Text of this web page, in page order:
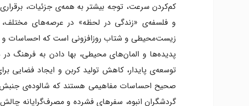
کم‌کردن سرعت، توجه بیشتر به همه‌ی جزئیات،
و فلسفه‌ی «زندگی در لحظه» در عرصه‌های
زیست‌محیطی و شتاب روزافزونی است که احساسات و
پدیده‌ها و المان‌های محیطی، بها دادن به فرهنگ در
توسعه‌ی پایدار، کاهش تولید کربن و ایجاد
صحیح احساسات مفاهیمی هستند که شالوده‌ی
گردشگران انبوه، سفرهای فشرده و مصرف‌گرایانه